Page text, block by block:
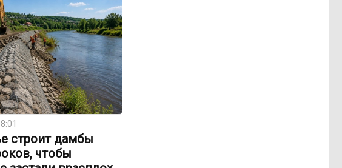
строит дамбы
чтобы